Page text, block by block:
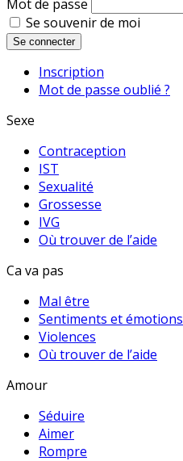
Mot de passe
Se souvenir de moi
Se connecter
Inscription
Mot de passe oublié ?
Sexe
Contraception
IST
Sexualité
Grossesse
IVG
Où trouver de l’aide
Ca va pas
Mal être
Sentiments et émotions
Violences
Où trouver de l’aide
Amour
Séduire
Aimer
Rompre